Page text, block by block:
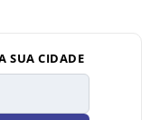
SUA CIDADE